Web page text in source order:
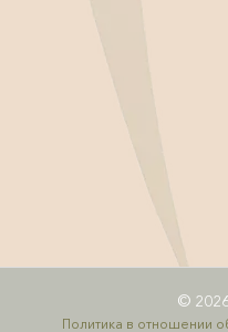
©
Политика в отношении